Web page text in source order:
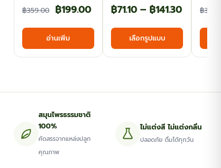
฿359.00 Original
price
was:
฿359.00.
฿199.00Current
price
฿199.00.
อ่านเพิ่ม
฿71.10 – ฿141.30Price
range:
through
เลือกรูปแบบ
has
The
be
฿
สมุนไพรธรรมชาติ
100%
คัดสรรจากแหล่งปลูก
คุณภาพ
ไม่แต่งสี ไม่แต่งกลิ่น
ปลอดภัย ดื่มได้ทุกวัน